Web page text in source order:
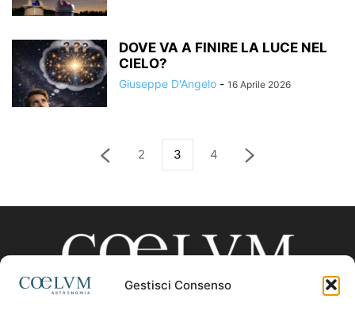
Gestisci Consenso
DOVE VA A FINIRE LA LUCE NEL
CIELO?
Giuseppe D'Angelo - 16 Aprile 2026
2 3 4